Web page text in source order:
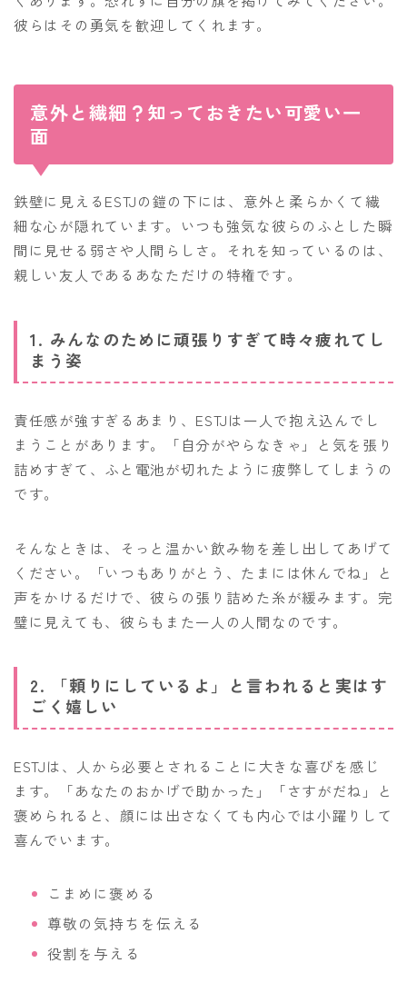
彼らはその勇気を歓迎してくれます。
意外と繊細？知っておきたい可愛い一
面
鉄壁に見えるESTJの鎧の下には、意外と柔らかくて繊
細な心が隠れています。いつも強気な彼らのふとした瞬
間に見せる弱さや人間らしさ。それを知っているのは、
親しい友人であるあなただけの特権です。
1. みんなのために頑張りすぎて時々疲れてし
まう姿
責任感が強すぎるあまり、ESTJは一人で抱え込んでし
まうことがあります。「自分がやらなきゃ」と気を張り
詰めすぎて、ふと電池が切れたように疲弊してしまうの
です。
そんなときは、そっと温かい飲み物を差し出してあげて
ください。「いつもありがとう、たまには休んでね」と
声をかけるだけで、彼らの張り詰めた糸が緩みます。完
璧に見えても、彼らもまた一人の人間なのです。
2. 「頼りにしているよ」と言われると実はす
ごく嬉しい
ESTJは、人から必要とされることに大きな喜びを感じ
ます。「あなたのおかげで助かった」「さすがだね」と
褒められると、顔には出さなくても内心では小躍りして
喜んでいます。
こまめに褒める
尊敬の気持ちを伝える
役割を与える